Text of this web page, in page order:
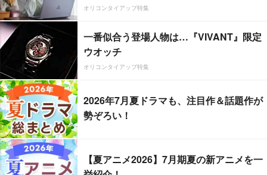
オリコンタイアップ特集
一番似合う登場人物は…『VIVANT』限定
ウオッチ
オリコンタイアップ特集
2026年7月夏ドラマも、注目作＆話題作が
勢ぞろい！
【夏アニメ2026】7月期夏の新アニメを一